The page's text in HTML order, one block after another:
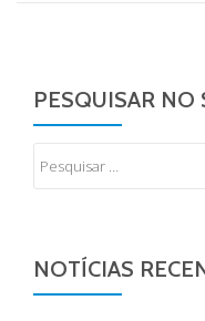
PESQUISAR NO
NOTÍCIAS